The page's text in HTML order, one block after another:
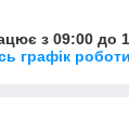
з 09:00 до
графік роботи